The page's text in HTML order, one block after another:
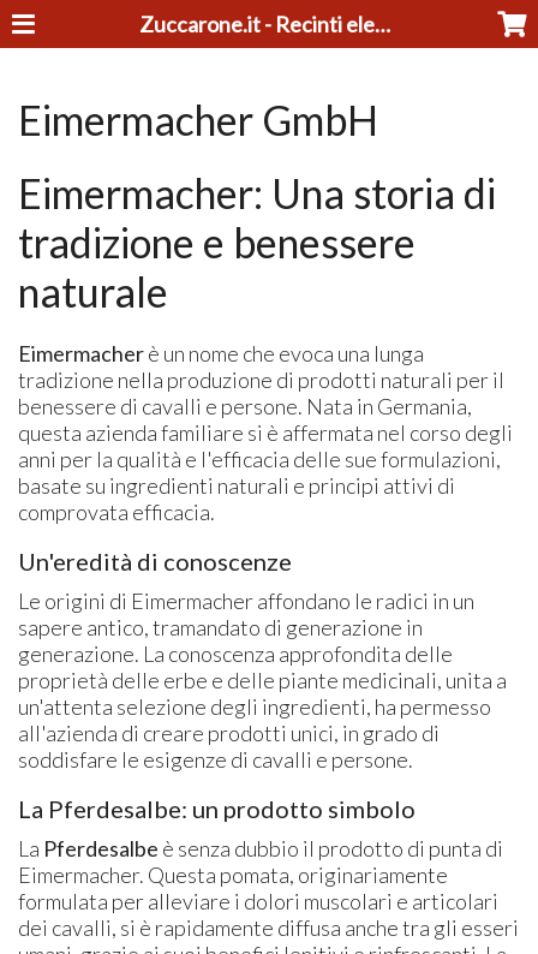
Zuccarone.it - Recinti elettrici e tosatrici
Eimermacher GmbH
Eimermacher: Una storia di
tradizione e benessere
naturale
Eimermacherè un nome che evoca una lunga
tradizione nella produzione di prodotti naturali per il
benessere di cavalli e persone. Nata in Germania,
questa azienda familiare si è affermata nel corso degli
anni per la qualità e l'efficacia delle sue formulazioni,
basate su ingredienti naturali e principi attivi di
comprovata efficacia.
Un'eredità di conoscenze
Le origini di Eimermacher affondano le radici in un
sapere antico, tramandato di generazione in
generazione. La conoscenza approfondita delle
proprietà delle erbe e delle piante medicinali, unita a
un'attenta selezione degli ingredienti, ha permesso
all'azienda di creare prodotti unici, in grado di
soddisfare le esigenze di cavalli e persone.
La Pferdesalbe: un prodotto simbolo
La Pferdesalbe è senza dubbio il prodotto di punta di
Eimermacher. Questa pomata, originariamente
formulata per alleviare i dolori muscolari e articolari
dei cavalli, si è rapidamente diffusa anche tra gli esseri